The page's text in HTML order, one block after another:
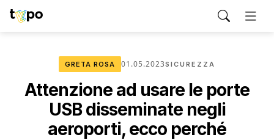
GRETA ROSA 01.05.2023SICUREZZA
Attenzione ad usare le porte
USB disseminate negli
aeroporti, ecco perché